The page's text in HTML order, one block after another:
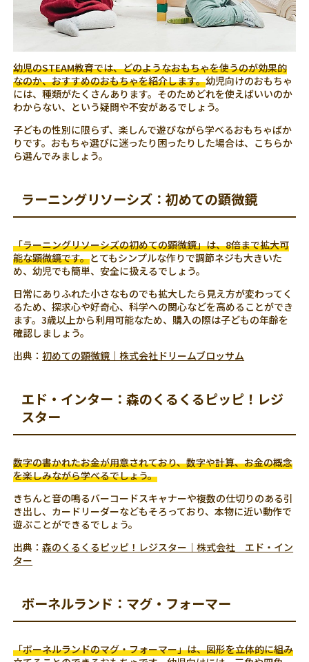
幼児のSTEAM教育では、どのようなおもちゃを使うのが効果的
なのか、おすすめのおもちゃを紹介します。幼児向けのおもちゃ
には、種類がたくさんあります。そのためどれを使えばいいのか
わからない、という疑問や不安があるでしょう。
子どもの性別に限らず、楽しんで遊びながら学べるおもちゃばか
りです。おもちゃ選びに迷ったり困ったりした場合は、こちらか
ら選んでみましょう。
ラーニングリソーシズ：初めての顕微鏡
「ラーニングリソーシズの初めての顕微鏡」は、8倍まで拡大可
能な顕微鏡です。とてもシンプルな作りで調節ネジも大きいた
め、幼児でも簡単、安全に扱えるでしょう。
日常にありふれた小さなものでも拡大したら見え方が変わってく
るため、探求心や好奇心、科学への関心などを高めることができ
ます。3歳以上から利用可能なため、購入の際は子どもの年齢を
確認しましょう。
出典：初めての顕微鏡｜株式会社ドリームブロッサム
エド・インター：森のくるくるピッピ！レジ
スター
数字の書かれたお金が用意されており、数字や計算、お金の概念
を楽しみながら学べるでしょう。
きちんと音の鳴るバーコードスキャナーや複数の仕切りのある引
き出し、カードリーダーなどもそろっており、本物に近い動作で
遊ぶことができるでしょう。
出典：森のくるくるピッピ！レジスター｜株式会社 エド・イン
ター
ボーネルランド：マグ・フォーマー
「ボーネルランドのマグ・フォーマー」は、図形を立体的に組み